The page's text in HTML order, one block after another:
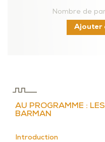
Nombre de
Ajouter
AU PROGRAMME :
BARMAN
Introduction